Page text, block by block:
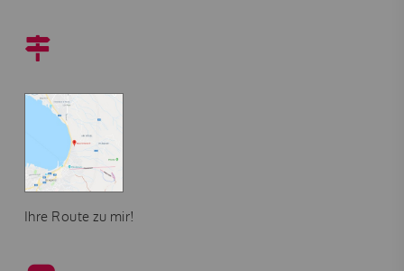
Ihre Route zu mir!